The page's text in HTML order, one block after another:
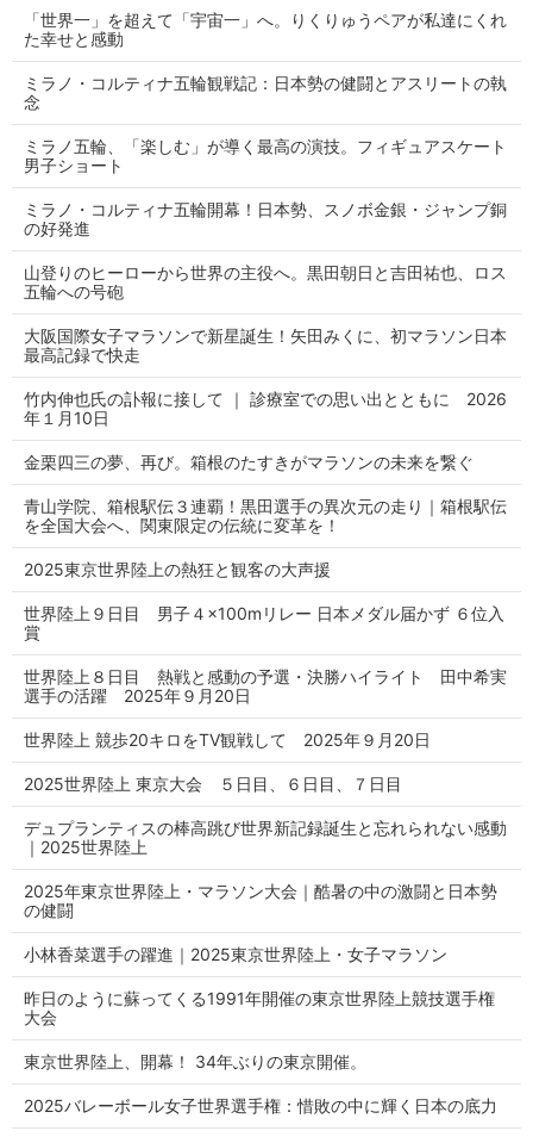
「世界一」を超えて「宇宙一」へ。りくりゅうペアが私達にくれ
た幸せと感動
ミラノ・コルティナ五輪観戦記：日本勢の健闘とアスリートの執
念
ミラノ五輪、「楽しむ」が導く最高の演技。フィギュアスケート
男子ショート
ミラノ・コルティナ五輪開幕！日本勢、スノボ金銀・ジャンプ銅
の好発進
山登りのヒーローから世界の主役へ。黒田朝日と吉田祐也、ロス
五輪への号砲
大阪国際女子マラソンで新星誕生！矢田みくに、初マラソン日本
最高記録で快走
竹内伸也氏の訃報に接して ｜ 診療室での思い出とともに 2026
年１月10日
金栗四三の夢、再び。箱根のたすきがマラソンの未来を繋ぐ
青山学院、箱根駅伝３連覇！黒田選手の異次元の走り｜箱根駅伝
を全国大会へ、関東限定の伝統に変革を！
2025東京世界陸上の熱狂と観客の大声援
世界陸上９日目 男子４×100mリレー 日本メダル届かず ６位入
賞
世界陸上８日目 熱戦と感動の予選・決勝ハイライト 田中希実
選手の活躍 2025年９月20日
世界陸上 競歩20キロをTV観戦して 2025年９月20日
2025世界陸上 東京大会 ５日目、６日目、７日目
デュプランティスの棒高跳び世界新記録誕生と忘れられない感動
｜2025世界陸上
2025年東京世界陸上・マラソン大会｜酷暑の中の激闘と日本勢
の健闘
小林香菜選手の躍進｜2025東京世界陸上・女子マラソン
昨日のように蘇ってくる1991年開催の東京世界陸上競技選手権
大会
東京世界陸上、開幕！ 34年ぶりの東京開催。
2025バレーボール女子世界選手権：惜敗の中に輝く日本の底力